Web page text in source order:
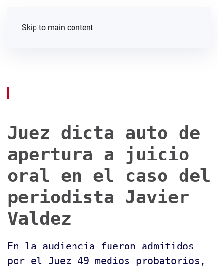
Skip to main content
Juez dicta auto de
apertura a juicio
oral en el caso del
periodista Javier
Valdez
En la audiencia fueron admitidos
por el Juez 49 medios probatorios,